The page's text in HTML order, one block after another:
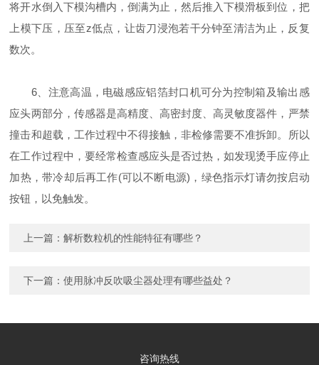
将开水倒入下模沟槽内，倒满为止，然后推入下模滑板到位，把
上模下压，压至z低点，让齿刀浸泡若干分钟至清洁为止，反复
数次。
6、注意高温，电磁感应铝箔封口机可分为控制箱及输出感
应头两部分，传感器是高精度、高密封度、高灵敏度器件，严禁
撞击和超载，工作过程中不得接触，非检修需要不准拆卸。所以
在工作过程中，要经常检查感应头是否过热，如发现烫手应停止
加热，带冷却后再工作(可以不断电源)，绿色指示灯请勿按启动
按钮，以免触发。
上一篇：解析数粒机的性能特征有哪些？
下一篇：使用脉冲反吹吸尘器处理有哪些益处？
咨询热线